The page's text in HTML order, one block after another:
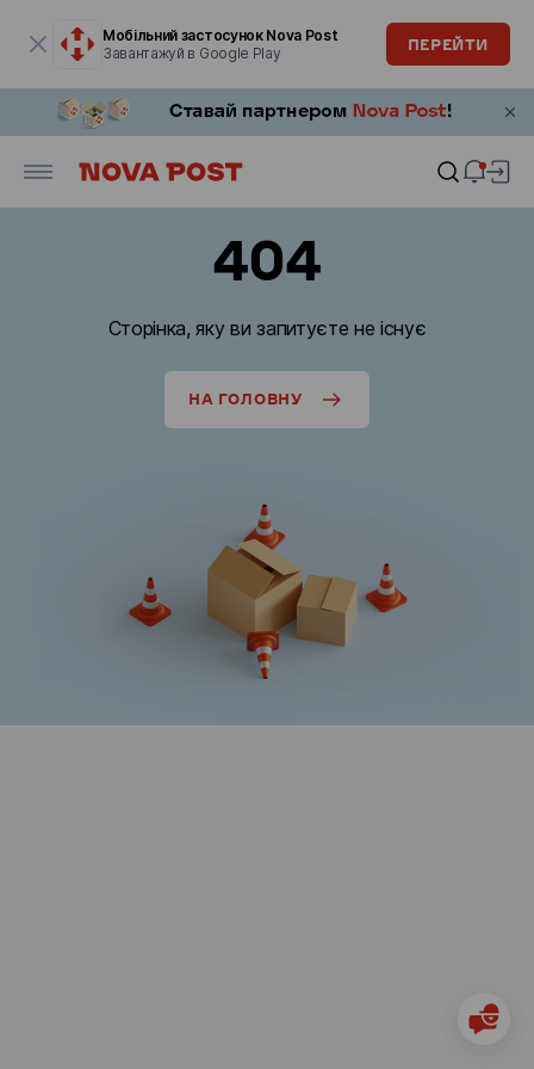
Мобільний застосунок Nova Post
Завантажуй в Google Play
ПЕРЕЙТИ
404
Сторінка, яку ви запитуєте не існує
НА ГОЛОВНУ